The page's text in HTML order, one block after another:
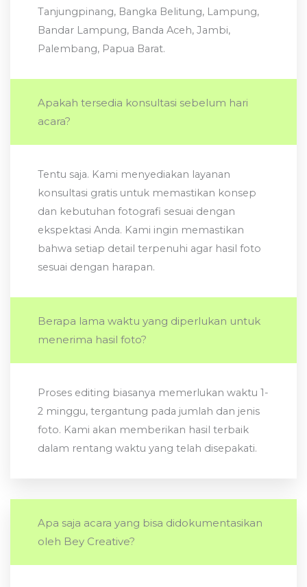
Tanjungpinang, Bangka Belitung, Lampung,
Bandar Lampung, Banda Aceh, Jambi,
Palembang, Papua Barat.
Apakah tersedia konsultasi sebelum hari
acara?
Tentu saja. Kami menyediakan layanan
konsultasi gratis untuk memastikan konsep
dan kebutuhan fotografi sesuai dengan
ekspektasi Anda. Kami ingin memastikan
bahwa setiap detail terpenuhi agar hasil foto
sesuai dengan harapan.
Berapa lama waktu yang diperlukan untuk
menerima hasil foto?
Proses editing biasanya memerlukan waktu 1-
2 minggu, tergantung pada jumlah dan jenis
foto. Kami akan memberikan hasil terbaik
dalam rentang waktu yang telah disepakati.
Apa saja acara yang bisa didokumentasikan
oleh Bey Creative?